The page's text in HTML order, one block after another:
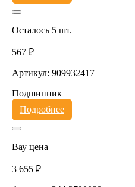
Осталось 5 шт.
567 ₽
Артикул: 909932417
Подшипник
Подробнее
Вау цена
3 655 ₽